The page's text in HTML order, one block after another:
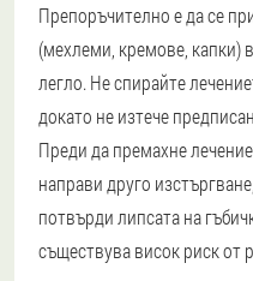
Препоръчително е да се
(мехлеми, кремове, капки)
легло. Не спирайте
докато не изтече
Преди да премахне
направи друго
потвърди липсата на
съществува висок риск от